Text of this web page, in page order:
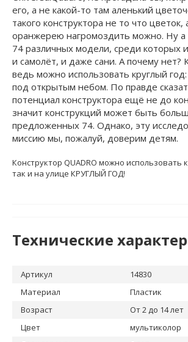
его, а не какой-то там аленький
такого конструктора не то что
оранжерею нагромоздить можно. Ну
74 различных модели, среди которых
и самолёт, и даже сани. А почему нет?
ведь можно использовать круглый
под открытым небом. По правде
потенциал конструктора ещё не до
значит конструкций может быть
предложенных 74. Однако, эту
миссию мы, пожалуй, доверим детям.
Конструктор QUADRO можно
так и на улице КРУГЛЫЙ ГОД!
Технические
Артикул
14830
Материал
Пластик
Возраст
От 2 до 14 лет
Цвет
мультиколор